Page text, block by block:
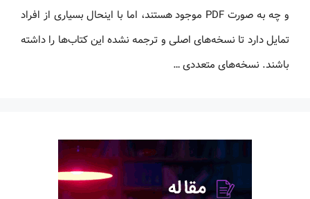
و چه به صورت PDF موجود هستند، اما با اینحال بسیاری از افراد
تمایل دارد تا نسخه‌های اصلی و ترجمه نشده این کتاب‌ها را داشته
باشند. نسخه‌های متعددی …